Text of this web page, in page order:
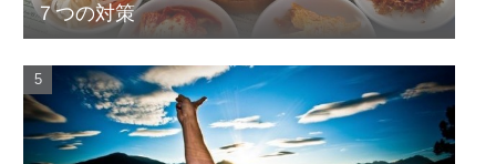
７つの対策